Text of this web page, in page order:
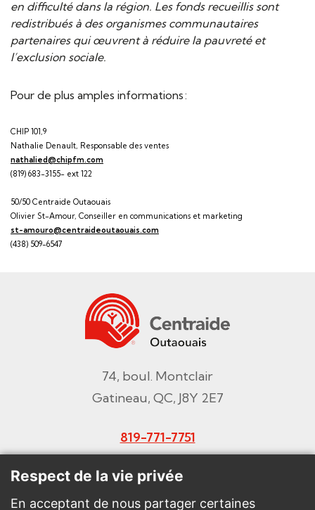
en difficulté dans la région. Les fonds recueillis sont
redistribués à des organismes communautaires
partenaires qui œuvrent à réduire la pauvreté et
l’exclusion sociale.
Pour de plus amples informations :
​​​​​CHIP 101,9
Nathalie Denault, Responsable des ventes
nathalied@chipfm.com
(819) 683-3155- ext 122
50/50 Centraide Outaouais
Olivier St-Amour, Conseiller en communications et marketing
st-amouro@centraideoutaouais.com
(438) 509-6547
74, boul. Montclair
Gatineau, QC, J8Y 2E7
819-771-7751
Courriel
Respect de la vie privée
En acceptant de nous partager certaines